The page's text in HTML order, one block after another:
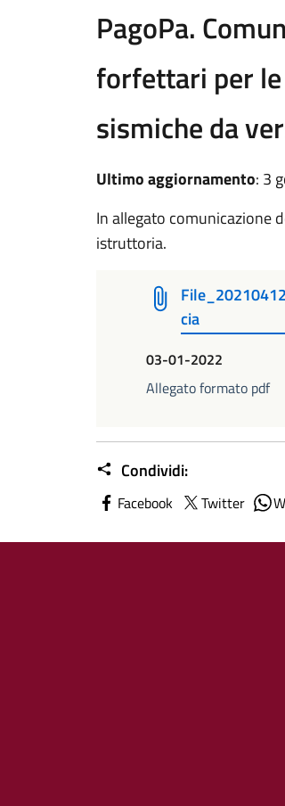
PagoPa.
forfettari per
sismiche da
Ultimo aggiornamento: 3
In allegato comunicazione
istruttoria.
cia
03-01-2022
Allegato formato pdf
Condividi:
Facebook Twitter